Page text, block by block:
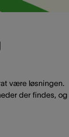
være løsningen.
der findes, og